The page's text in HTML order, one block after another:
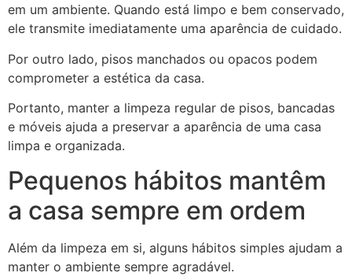
em um ambiente. Quando está limpo e bem conservado,
ele transmite imediatamente uma aparência de cuidado.
Por outro lado, pisos manchados ou opacos podem
comprometer a estética da casa.
Portanto, manter a limpeza regular de pisos, bancadas
e móveis ajuda a preservar a aparência de uma casa
limpa e organizada.
Pequenos hábitos mantêm
a casa sempre em ordem
Além da limpeza em si, alguns hábitos simples ajudam a
manter o ambiente sempre agradável.